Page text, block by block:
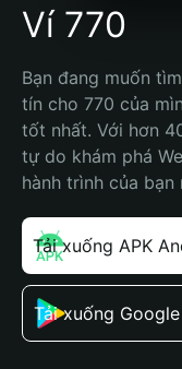
Ví 770
Bạn đang muốn
tín cho 770 của
tốt nhất. Với hơn
tự do khám phá
hành trình của bạn
Tải xuống APK
Tải xuống